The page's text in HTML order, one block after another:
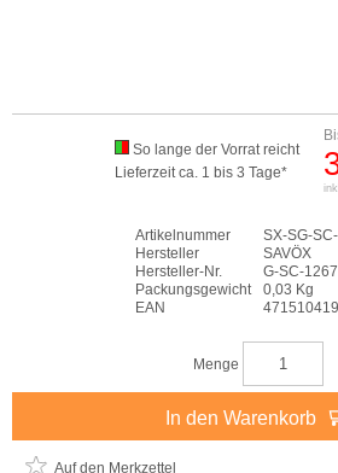
So lange der Vorrat reicht
Lieferzeit ca. 1 bis 3 Tage*
Artikelnummer
SX-SG-
Hersteller
SAVÖX
Hersteller-Nr.
G-SC-
Packungsgewicht
0,03 Kg
EAN
Menge
In den Warenkorb
Auf den Merkzettel